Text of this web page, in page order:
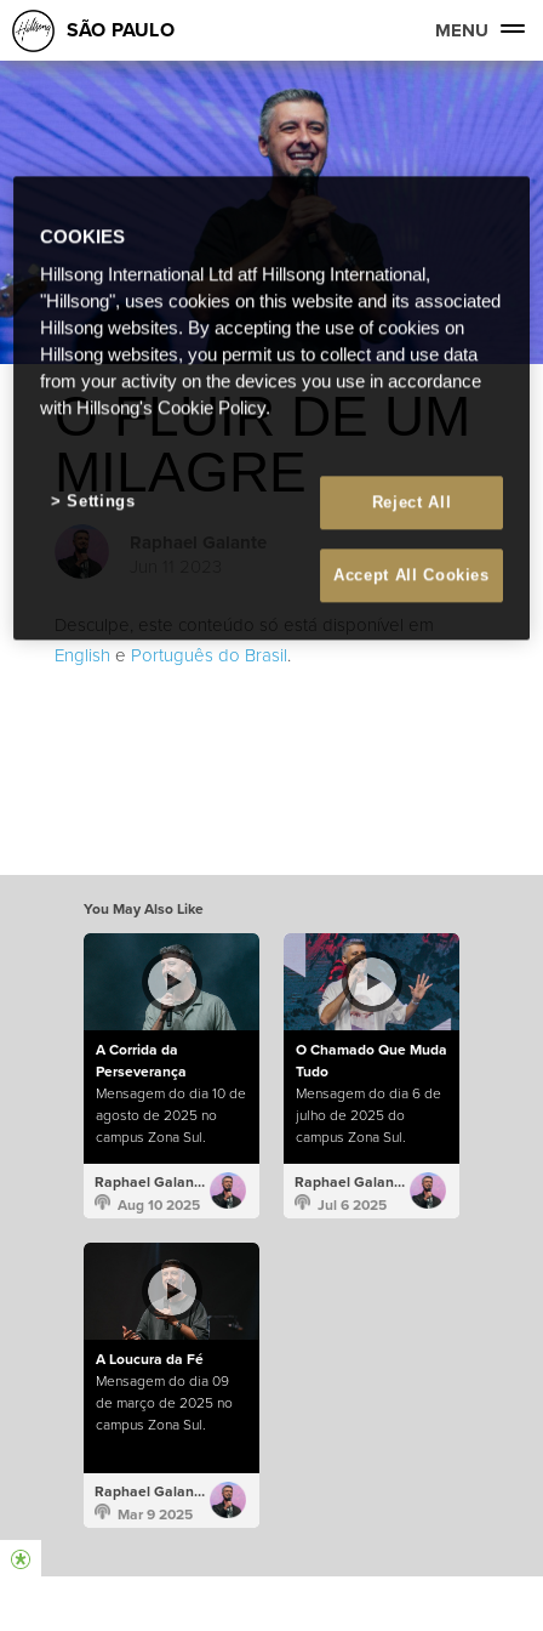
SÃO PAULO MENU
O FLUIR DE UM
MILAGRE
Desculpe, este conteúdo só está disponível em
English e Português do Brasil.
You May Also Like
A Corrida da
Perseverança
Mensagem do dia 10 de
agosto de 2025 no
campus Zona Sul.
Raphael Galante
Aug 10 2025
O Chamado Que Muda
Tudo
Mensagem do dia 6 de
julho de 2025 do
campus Zona Sul.
Raphael Galante
Jul 6 2025
A Loucura da Fé
Mensagem do dia 09
de março de 2025 no
campus Zona Sul.
Raphael Galante
Mar 9 2025
COOKIES
Hillsong International Ltd atf Hillsong International,
"Hillsong", uses cookies on this website and its associated
Hillsong websites. By accepting the use of cookies on
Hillsong websites, you permit us to collect and use data
from your activity on the devices you use in accordance
with Hillsong's Cookie Policy.
Reject All
Accept All Cookies
Settings